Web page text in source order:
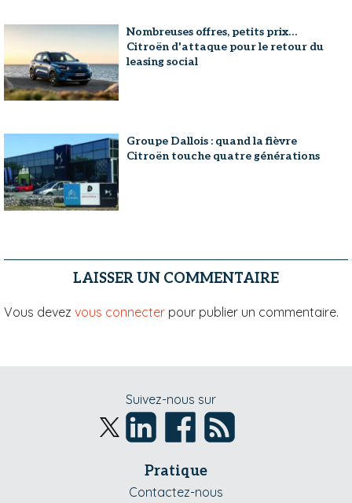
Nombreuses offres, petits prix…
Citroën d'attaque pour le retour du
leasing social
Groupe Dallois : quand la fièvre
Citroën touche quatre générations
LAISSER UN COMMENTAIRE
Vous devez vous connecter pour publier un commentaire.
Suivez-nous sur
Pratique
Contactez-nous